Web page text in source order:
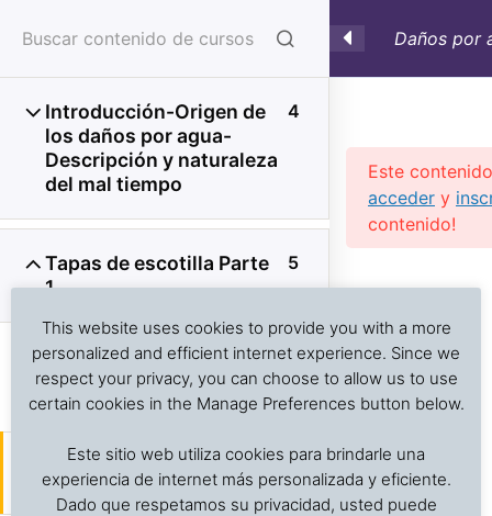
Previous Slide
◀︎
alimentos frescos, procesados y productos sensibles
a la temperatura
Daños en el transporte marítimo
Daños por
Introducción-Origen de
los daños por agua-
Descripción y naturaleza
del mal tiempo
4
Tapas de escotilla Parte
1
5
D 2.1 Tapas de escotilla:
Tipos-Componentes-
Estructura
D Audiovisual: Apertura de
tapas de escotilla (Inglés)
Este
acceder y
contenido!
This website uses cookies to provide you with a more
personalized and efficient internet experience. Since we
respect your privacy, you can choose to allow us to use
certain cookies in the Manage Preferences button below.
Este sitio web utiliza cookies para brindarle una
experiencia de internet más personalizada y eficiente.
Dado que respetamos su privacidad, usted puede